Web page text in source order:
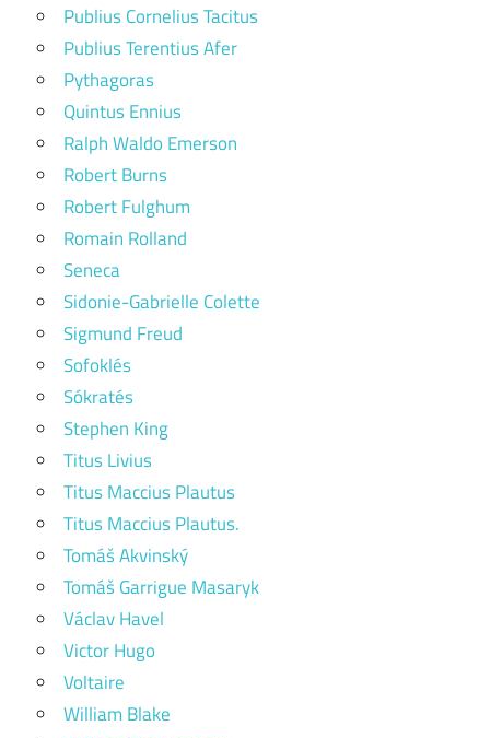
Publius Cornelius Tacitus
Publius Terentius Afer
Pythagoras
Quintus Ennius
Ralph Waldo Emerson
Robert Burns
Robert Fulghum
Romain Rolland
Seneca
Sidonie-Gabrielle Colette
Sigmund Freud
Sofoklés
Sókratés
Stephen King
Titus Livius
Titus Maccius Plautus
Titus Maccius Plautus.
Tomáš Akvinský
Tomáš Garrigue Masaryk
Václav Havel
Victor Hugo
Voltaire
William Blake